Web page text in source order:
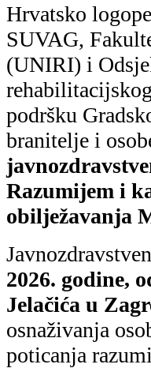
Hrvatsko
SUVAG,
(UNIRI) i
podršku
branitelje i
Razumijem i
obilježavanja
2026. godine,
Jelačića u
osnaživanja
poticanja